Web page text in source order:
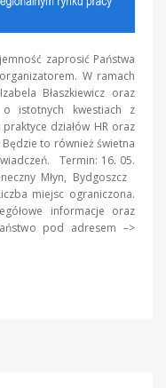
zaprosić Państwa
W ramach
Błaszkiewicz oraz
o istotnych kwestiach z
działów HR oraz
to również świetna
Termin: 16. 05.
Młyn, Bydgoszcz
miejsc ograniczona.
informacje oraz
pod adresem –>